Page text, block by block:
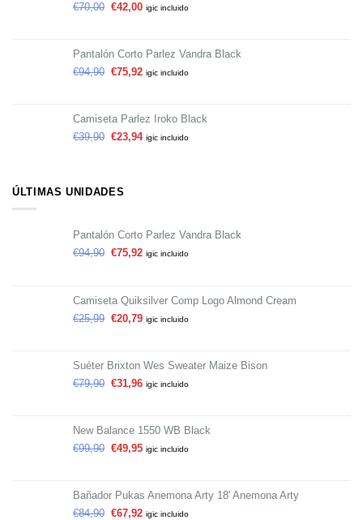
€70,00 €42,00 igic incluido
Pantalón Corto Parlez Vandra Black
€94,90 €75,92 igic incluido
Camiseta Parlez Iroko Black
€39,90 €23,94 igic incluido
ÚLTIMAS UNIDADES
Pantalón Corto Parlez Vandra Black
€94,90 €75,92 igic incluido
Camiseta Quiksilver Comp Logo Almond Cream
€25,99 €20,79 igic incluido
Suéter Brixton Wes Sweater Maize Bison
€79,90 €31,96 igic incluido
New Balance 1550 WB Black
€99,90 €49,95 igic incluido
Bañador Pukas Anemona Arty 18' Anemona Arty
€84,90 €67,92 igic incluido